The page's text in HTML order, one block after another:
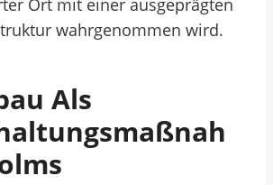
Ort mit einer ausgeprägten
wahrgenommen wird.
Als